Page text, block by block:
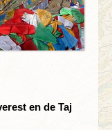
en de Taj